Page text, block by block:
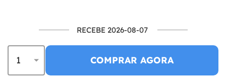
RECEBE 2026-08-07
COMPRAR AGORA